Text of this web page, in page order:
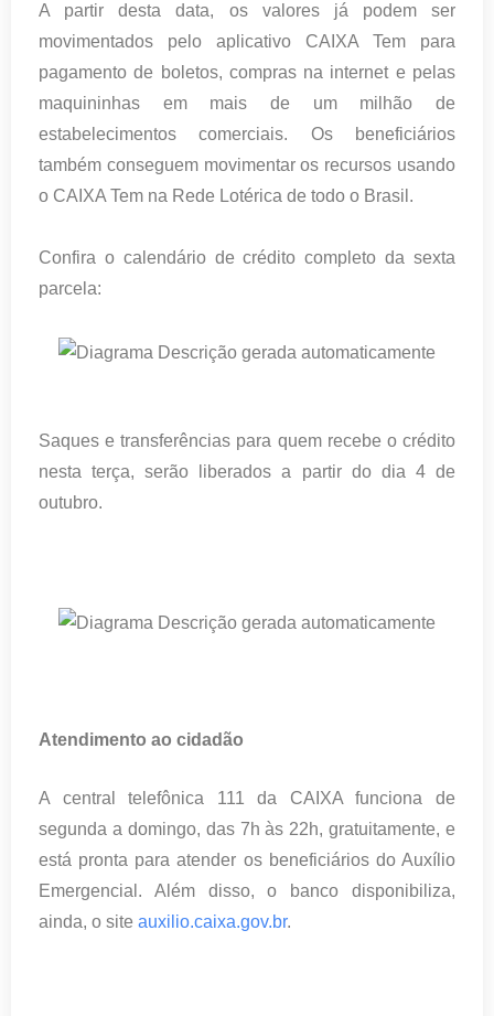
A partir desta data, os valores já podem ser
movimentados pelo aplicativo CAIXA Tem para
pagamento de boletos, compras na internet e pelas
maquininhas em mais de um milhão de
estabelecimentos comerciais. Os beneficiários
também conseguem movimentar os recursos usando
o CAIXA Tem na Rede Lotérica de todo o Brasil.
Confira o calendário de crédito completo da sexta
parcela:
Saques e transferências para quem recebe o crédito
nesta terça, serão liberados a partir do dia 4 de
outubro.
Atendimento ao cidadão
A central telefônica 111 da CAIXA funciona de
segunda a domingo, das 7h às 22h, gratuitamente, e
está pronta para atender os beneficiários do Auxílio
Emergencial. Além disso, o banco disponibiliza,
ainda, o site auxilio.caixa.gov.br.